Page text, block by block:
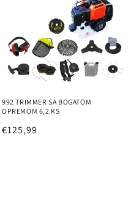
992 TRIMMER SA BOGATOM
OPREMOM 6,2 KS
Redovna
€125,99